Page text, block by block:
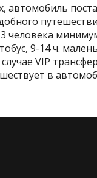
автомобиль
человека
9-14 ч.
VIP
в